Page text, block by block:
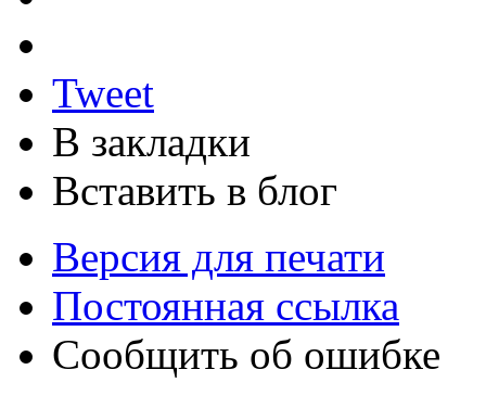
Tweet
В закладки
Вставить в блог
Версия для печати
Постоянная ссылка
Сообщить об ошибке